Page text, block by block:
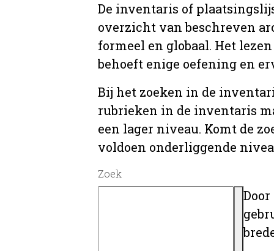
De inventaris of
overzicht van beschreven
formeel en globaal. Het
behoeft enige oefening en
Bij het zoeken in de
rubrieken in de inventaris
een lager niveau. Komt de
voldoen onderliggende
Zoek